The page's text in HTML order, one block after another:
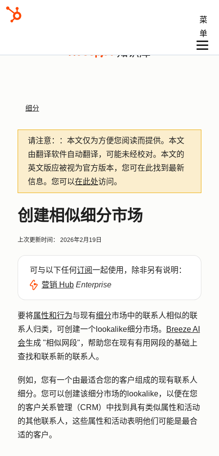
菜
单
知识库
细分
请注意： ：本文仅为方便您阅读而提供。 本文
由翻译软件自动翻译，可能未经校对。本文的
英文版应被视为官方版本，您可在此找到最新
信息。您可以在此处访问。
创建相似细分市场
上次更新时间： 2026年2月19日
可与以下任何订阅一起使用，除非另有说明：
营销 Hub Enterprise
要将属性和行为与现有细分市场中的联系人相似的联
系人归类，可创建一个lookalike细分市场。
Breeze AI
会生成 "相似网段"，帮助您在现有有用网段的基础上
查找和联系新的联系人。
例如，您有一个由最适合您的客户组成的现有联系人
细分。您可以创建该细分市场的lookalike，以便在您
的客户关系管理（CRM）中找到具有类似属性和活动
的其他联系人，这些属性和活动表明他们可能是最合
适的客户。